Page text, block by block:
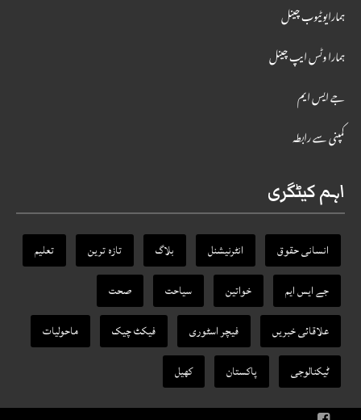
ہمارایوٹیوب چینل
ہمارا وٹس ایپ چینل
جے ایس ایم
کمپنی سے رابطہ
اہم کیٹگری
انسانی حقوق انٹرنیشنل بلاگ تازہ ترین
تعلیم
جے ایس ایم
خواتین سیاحت
صحت
علاقائی خبریں
فیچر اسٹوری فیکٹ‌ چیک
ماحولیات
ٹیکنالوجی
پاکستان کھیل